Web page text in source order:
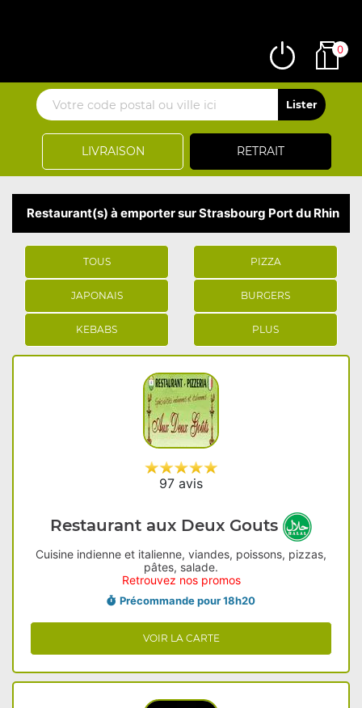
LIVRAISON RETRAIT
0
Restaurant(s) à emporter sur Strasbourg Port du Rhin
TOUS PIZZA
JAPONAIS BURGERS
KEBABS PLUS
97 avis
Restaurant aux Deux Gouts
Cuisine indienne et italienne, viandes, poissons, pizzas,
pâtes, salade.
Retrouvez nos promos
Précommande pour 18h20
VOIR LA CARTE